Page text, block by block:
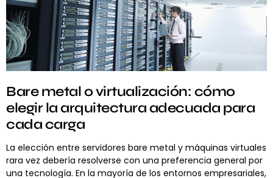
Bare metal o virtualización: cómo
elegir la arquitectura adecuada para
cada carga
La elección entre servidores bare metal y máquinas virtuales
rara vez debería resolverse con una preferencia general por
una tecnología. En la mayoría de los entornos empresariales,